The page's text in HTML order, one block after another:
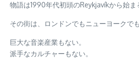
物語は1990年代初頭のReykjavíkから始ま
その街は、ロンドンでもニューヨークで
巨大な音楽産業もない。
派手なカルチャーもない。